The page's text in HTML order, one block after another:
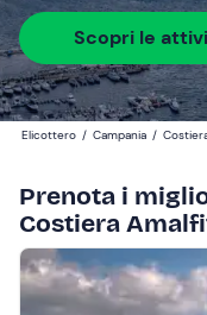
Scopri le
Elicottero / Campania /
Prenota i
Costiera